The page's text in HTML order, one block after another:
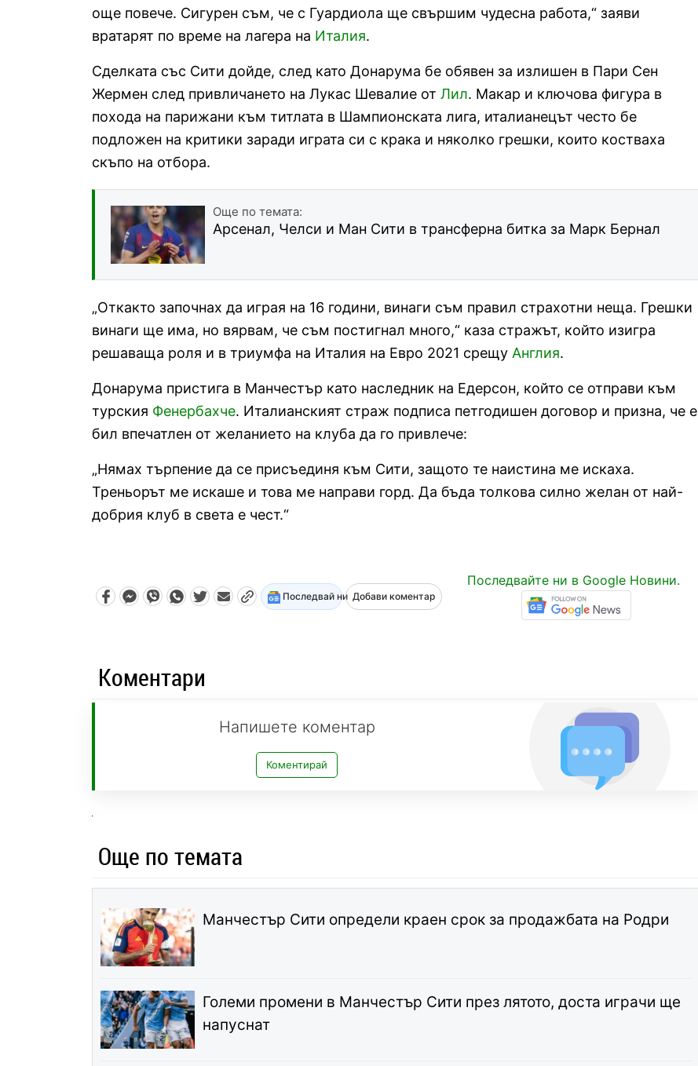
още повече. Сигурен съм, че с Гуардиола ще свършим чудесна работа,“ заяви
вратарят по време на лагера на Италия.
Сделката със Сити дойде, след като Донарума бе обявен за излишен в Пари Сен
Жермен след привличането на Лукас Шевалие от Лил. Макар и ключова фигура в
похода на парижани към титлата в Шампионската лига, италианецът често бе
подложен на критики заради играта си с крака и няколко грешки, които костваха
скъпо на отбора.
Още по темата:
Арсенал, Челси и Ман Сити в трансферна битка за Марк Бернал
„Откакто започнах да играя на 16 години, винаги съм правил страхотни неща. Грешки
винаги ще има, но вярвам, че съм постигнал много,“ каза стражът, който изигра
решаваща роля и в триумфа на Италия на Евро 2021 срещу Англия.
Донарума пристига в Манчестър като наследник на Едерсон, който се отправи към
турския Фенербахче. Италианският страж подписа петгодишен договор и призна, че е
бил впечатлен от желанието на клуба да го привлече:
„Нямах търпение да се присъединя към Сити, защото те наистина ме искаха.
Треньорът ме искаше и това ме направи горд. Да бъда толкова силно желан от най-
добрия клуб в света е чест.“
Последвай ни Добави коментар
Последвайте ни в Google Новини.
Коментари
Напишете коментар
Коментирай
Още по темата
Манчестър Сити определи краен срок за продажбата на Родри
Големи промени в Манчестър Сити през лятото, доста играчи ще
напуснат